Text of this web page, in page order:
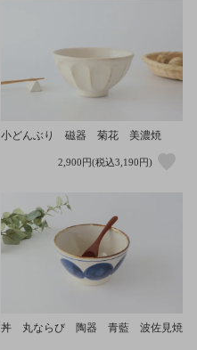
小どんぶり 磁器 菊花 美濃焼
2,900円(税込3,190円)
丼 丸ならび 陶器 青藍 波佐見焼